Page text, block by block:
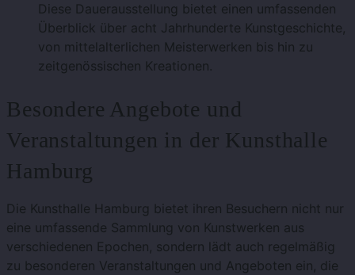
Diese Dauerausstellung bietet einen umfassenden
Überblick über acht Jahrhunderte Kunstgeschichte,
von mittelalterlichen Meisterwerken bis hin zu
zeitgenössischen Kreationen​​.
Besondere Angebote und
Veranstaltungen in der Kunsthalle
Hamburg
Die Kunsthalle Hamburg bietet ihren Besuchern nicht nur
eine umfassende Sammlung von Kunstwerken aus
verschiedenen Epochen, sondern lädt auch regelmäßig
zu besonderen Veranstaltungen und Angeboten ein, die